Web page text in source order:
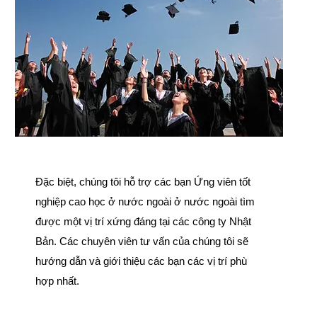
Đặc biệt, chúng tôi hỗ trợ các bạn Ứng viên tốt
nghiệp cao học ở nước ngoài ở nước ngoài tìm
được một vị trí xứng đáng tại các công ty Nhật
Bản. Các chuyên viên tư vấn của chúng tôi sẽ
hướng dẫn và giới thiệu các bạn các vị trí phù
hợp nhất.